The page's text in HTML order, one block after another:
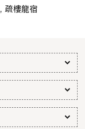
, 疏樓龍宿